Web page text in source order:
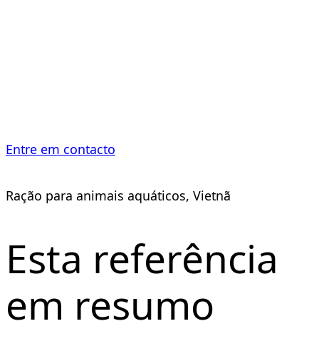
Entre em contacto
Ração para animais aquáticos, Vietnã
Esta referência
em resumo